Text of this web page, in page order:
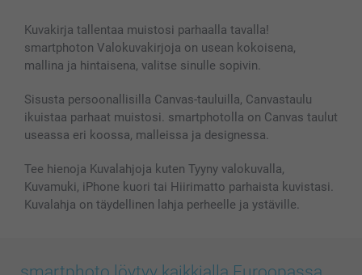
Kännykkä & Tabletti
MyNameBook
Valokuvakehykset & Lisätarvikkeet
Lahjakortti
Kaikki kuvatuotteet
Sivukartta
Ehdot/takuut
smartbonus
Hinnat & maksutavat
Kuvakirja tallentaa muistosi parhaalla tavalla!
smartphoton Valokuvakirjoja on usean kokoisena,
mallina ja hintaisena, valitse sinulle sopivin.
Sisusta persoonallisilla Canvas-tauluilla, Canvastaulu
ikuistaa parhaat muistosi. smartphotolla on Canvas taulut
useassa eri koossa, malleissa ja designessa.
Tee hienoja Kuvalahjoja kuten Tyyny valokuvalla,
Kuvamuki, iPhone kuori tai Hiirimatto parhaista kuvistasi.
Kuvalahja on täydellinen lahja perheelle ja ystäville.